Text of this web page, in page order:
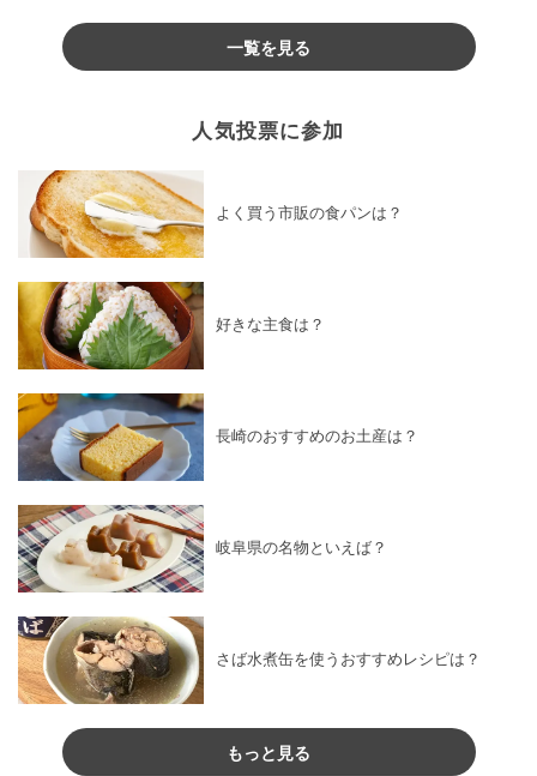
一覧を見る
人気投票に参加
よく買う市販の食パンは？
好きな主食は？
長崎のおすすめのお土産は？
岐阜県の名物といえば？
さば水煮缶を使うおすすめレシピは？
もっと見る